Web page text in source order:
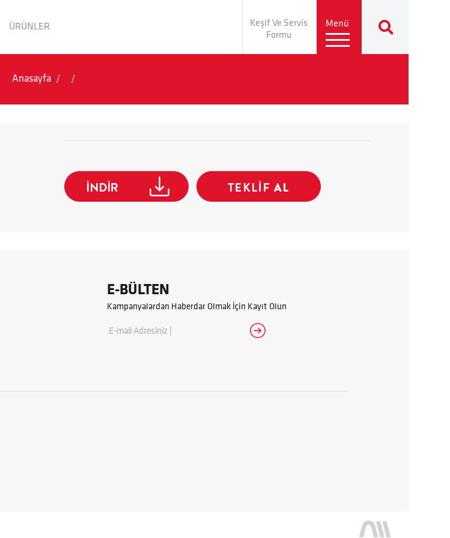
ÜRÜNLER
Keşif Ve Servis
Formu
Menü
Anasayfa
E-BÜLTEN
Kampanyalardan Haberdar Olmak İçin Kayıt Olun
E-mail Adresiniz |